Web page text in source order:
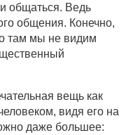
общаться. Ведь
общения. Конечно,
там мы не видим
вещь как
видя его на
даже большее: